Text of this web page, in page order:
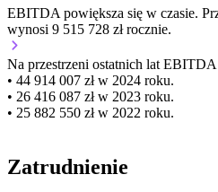
EBITDA powiększa się w czasie.
wynosi 9 515 728 zł rocznie.
Na przestrzeni ostatnich lat EBITDA
• 44 914 007 zł w 2024 roku.
• 26 416 087 zł w 2023 roku.
• 25 882 550 zł w 2022 roku.
Zatrudnienie